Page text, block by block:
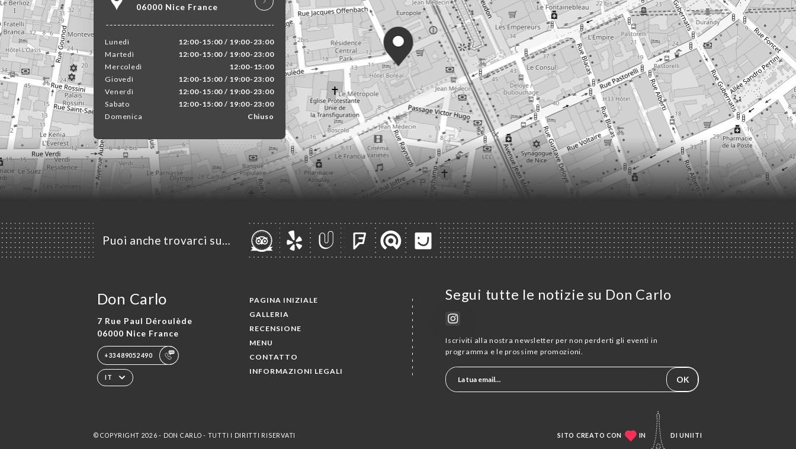
06000 Nice France
Lunedì
12:00-15:00 / 19:00-23:00
Martedì
12:00-15:00 / 19:00-23:00
Mercoledì
12:00-15:00
Giovedì
12:00-15:00 / 19:00-23:00
Venerdì
12:00-15:00 / 19:00-23:00
Sabato
12:00-15:00 / 19:00-23:00
Domenica
Chiuso
Puoi anche trovarci su…
Don Carlo
7 Rue Paul Déroulède
06000 Nice France
+33489052490
IT
PAGINA INIZIALE
GALLERIA
RECENSIONE
MENU
CONTATTO
INFORMAZIONI LEGALI
Segui tutte le notizie su Don Carlo
Iscriviti alla nostra newsletter per non perderti gli eventi in
programma e le prossime promozioni.
OK
© COPYRIGHT 2026 - DON CARLO - TUTTI I DIRITTI RISERVATI SITO CREATO CON IN DIUNIITI